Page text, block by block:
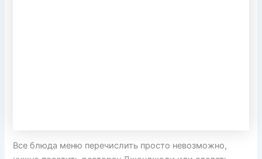
Все блюда меню перечислить просто невозможно,